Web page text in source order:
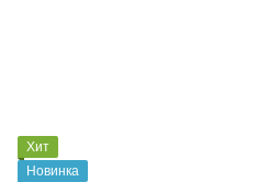
Хит
Новинка